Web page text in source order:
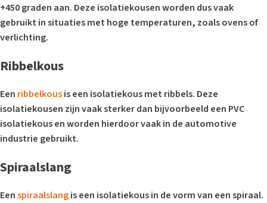
+450 graden aan. Deze isolatiekousen worden dus vaak
gebruikt in situaties met hoge temperaturen, zoals ovens of
verlichting.
Ribbelkous
Een ribbelkousis een isolatiekous met ribbels. Deze
isolatiekousen zijn vaak sterker dan bijvoorbeeld een PVC
isolatiekous en worden hierdoor vaak in de automotive
industrie gebruikt.
Spiraalslang
Eenspiraalslangis een isolatiekous in de vorm van een spiraal.